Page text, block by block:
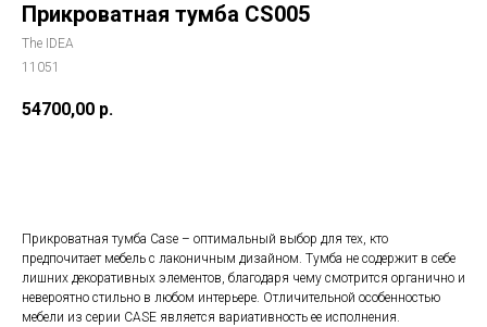
Прикроватная тумба CS005
The IDEA
11051
54700,00 р.
Прикроватная тумба Case – оптимальный выбор для тех, кто
предпочитает мебель с лаконичным дизайном. Тумба не содержит в себе
лишних декоративных элементов, благодаря чему смотрится органично и
невероятно стильно в любом интерьере. Отличительной особенностью
мебели из серии CASE является вариативность ее исполнения.